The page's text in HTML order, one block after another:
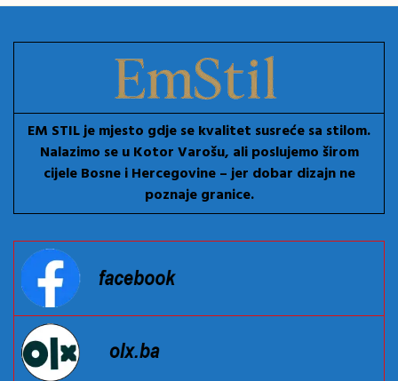
EM STIL je mjesto gdje se kvalitet susreće sa stilom.
Nalazimo se u Kotor Varošu, ali poslujemo širom
cijele Bosne i Hercegovine – jer dobar dizajn ne
poznaje granice.